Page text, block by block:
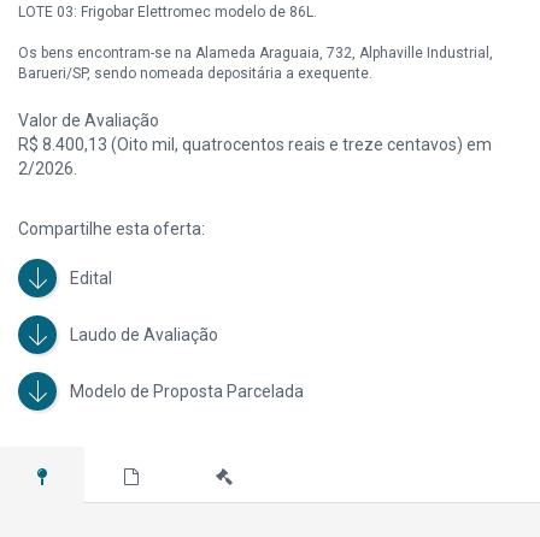
LOTE 03: Frigobar Elettromec modelo de 86L.
Os bens encontram-se na Alameda Araguaia, 732, Alphaville Industrial,
Barueri/SP, sendo nomeada depositária a exequente.
Valor de Avaliação
R$ 8.400,13 (Oito mil, quatrocentos reais e treze centavos) em
2/2026.
Compartilhe esta oferta:
Edital
Laudo de Avaliação
Modelo de Proposta Parcelada